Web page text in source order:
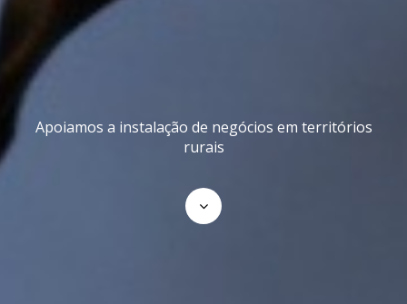
Apoiamos a instalação de negócios em territórios
rurais